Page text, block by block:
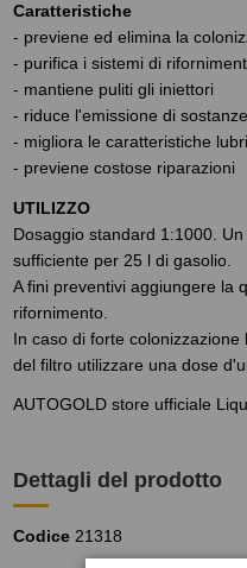
Caratteristiche
- previene ed elimina la
- purifica i sistemi di
- mantiene puliti gli iniettori
- riduce l'emissione di
- migliora le caratteristiche
- previene costose riparazioni
UTILIZZO
Dosaggio standard 1:1000.
sufficiente per 25 l di gasolio.
A fini preventivi aggiungere la
rifornimento.
In caso di forte
del filtro utilizzare una dose
AUTOGOLD store ufficiale
Dettagli del prodotto
Codice 21318